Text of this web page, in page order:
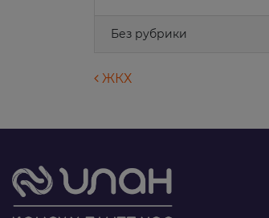
Без рубрики
Навигация по
ЖКХ